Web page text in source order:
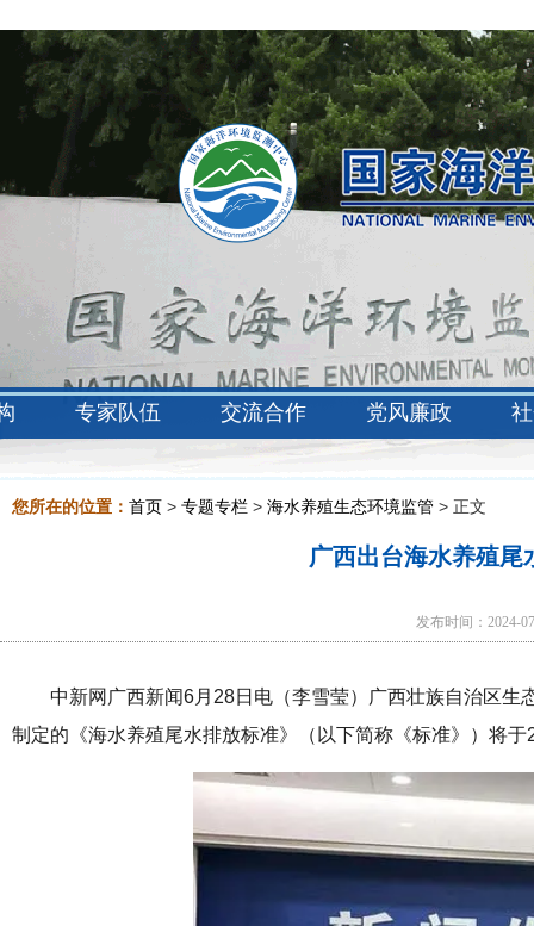
专家队伍 交流合作 党风廉政
您所在的位置： 首页 > 专题专栏 > 海水养殖生态环境监管 > 正文
广西出台海水养殖
发布时间：2024-
中新网广西新闻6月28日电（李雪莹）广西壮族自治区
制定的《海水养殖尾水排放标准》（以下简称《标准》）将